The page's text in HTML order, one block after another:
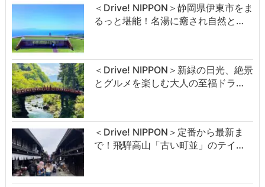
＜Drive! NIPPON＞静岡県伊東市をま
るっと堪能！名湯に癒され自然と…
＜Drive! NIPPON＞新緑の日光、絶景
とグルメを楽しむ大人の至福ドラ…
＜Drive! NIPPON＞定番から最新ま
で！飛騨高山「古い町並」のテイ…